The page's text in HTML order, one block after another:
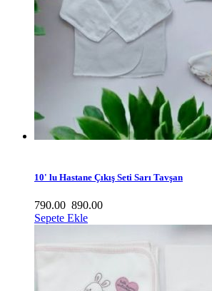
10' lu Hastane Çıkış Seti Sarı Tavşan
790.00 890.00
Sepete Ekle